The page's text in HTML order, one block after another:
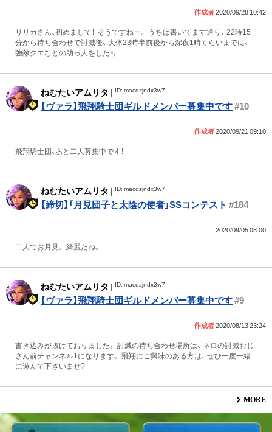
作成者2020/09/28 10:42
リリカさん、初めまして！ そうですねー。 うちは書いてます通り、 22時15
分から待ち合わせで討滅後、 大体23時半前後から深夜1時くらいまでに、
強敵クエなどの助っ人をしたり...
ねむたいアムリタ | ID: macdzjndx3w7
【ヴァラ】飛翔騎士団ギルドメンバー募集中です#10
作成者2020/09/21 09:10
飛翔騎士団、あと二人募集中です！
ねむたいアムリタ | ID: macdzjndx3w7
【締切】「月見団子と太陰の使者」SSコンテスト #184
2020/09/05 08:00
二人でお月見。 綺麗だね。
ねむたいアムリタ | ID: macdzjndx3w7
【ヴァラ】飛翔騎士団ギルドメンバー募集中です#9
作成者2020/08/13 23:24
書き込みが抜けておりました。 討滅の待ち合わせ場所は、 ネロの討滅おじ
さん前チャンネル1になります。 飛翔にご興味のある方は、 ぜひ一度一緒
に遊んで下さいませ?
MORE